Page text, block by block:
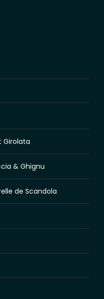
Girolata
& Ghignu
de Scandola